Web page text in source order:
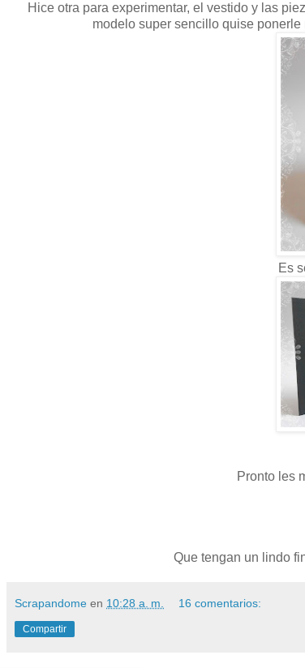
Hice otra para experimentar, el vestido y las
modelo super sencillo quise
Es
Pronto les
Que tengan un lindo
Scrapandome en 10:28 a. m. 16 comentarios:
Compartir